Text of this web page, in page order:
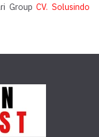
GroupCV. Solusindo